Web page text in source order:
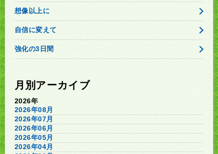
想像以上に
自信に変えて
強化の3日間
月別アーカイブ
2026年
2026年08月
2026年07月
2026年06月
2026年05月
2026年04月